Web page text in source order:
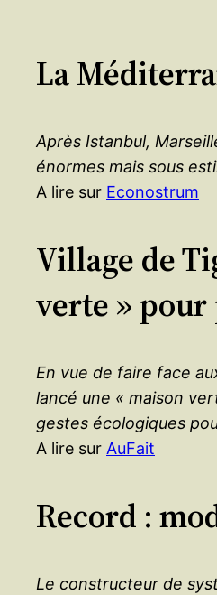
La
Après Istanbul,
énormes mais sous
A lire sur Econostrum
Village de
verte » pour
En vue de faire face
lancé une « maison
gestes écologiques
A lire sur AuFait
Record :
Le constructeur de